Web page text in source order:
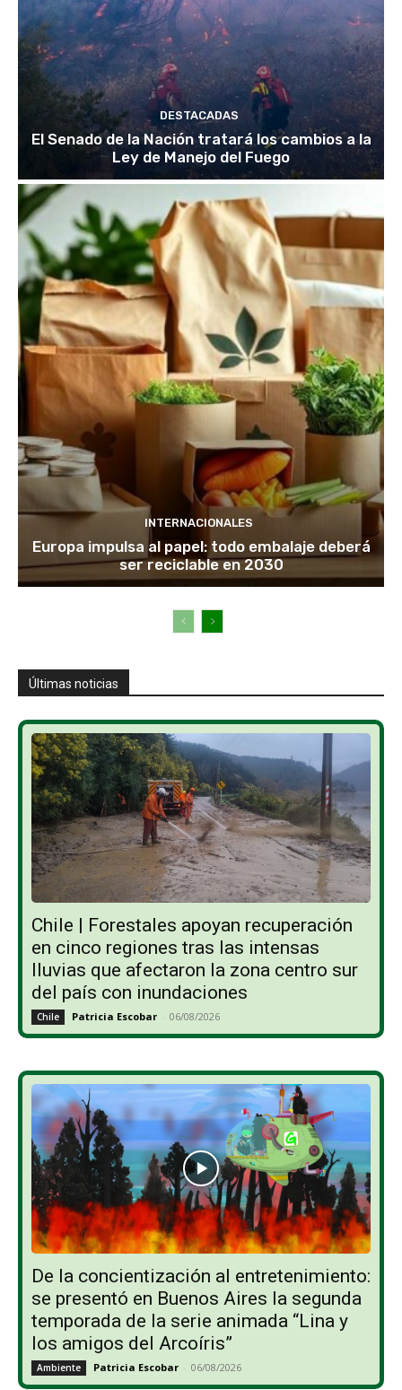
DESTACADAS
El Senado de la Nación tratará los cambios a la
Ley de Manejo del Fuego
INTERNACIONALES
Europa impulsa al papel: todo embalaje deberá
ser reciclable en 2030
Últimas noticias
Chile | Forestales apoyan recuperación
en cinco regiones tras las intensas
lluvias que afectaron la zona centro sur
del país con inundaciones
Chile Patricia Escobar - 06/08/2026
De la concientización al entretenimiento:
se presentó en Buenos Aires la segunda
temporada de la serie animada “Lina y
los amigos del Arcoíris”
Ambiente Patricia Escobar - 06/08/2026